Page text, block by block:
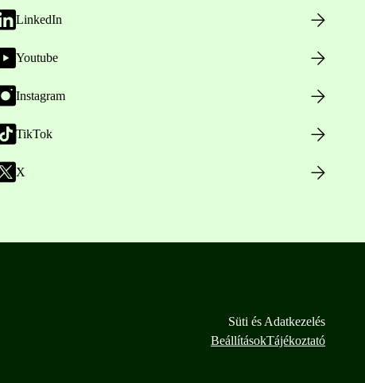
LinkedIn
Youtube
Instagram
TikTok
X
Süti és Adatkezelés
BeállításokTájékoztató